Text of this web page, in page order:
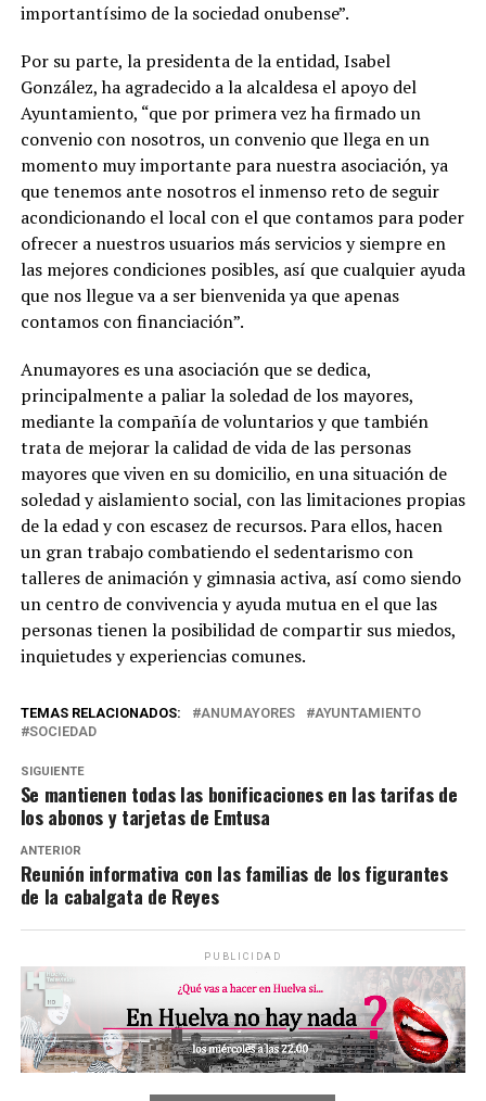
importantísimo de la sociedad onubense”.
Por su parte, la presidenta de la entidad, Isabel
González, ha agradecido a la alcaldesa el apoyo del
Ayuntamiento, “que por primera vez ha firmado un
convenio con nosotros, un convenio que llega en un
momento muy importante para nuestra asociación, ya
que tenemos ante nosotros el inmenso reto de seguir
acondicionando el local con el que contamos para poder
ofrecer a nuestros usuarios más servicios y siempre en
las mejores condiciones posibles, así que cualquier ayuda
que nos llegue va a ser bienvenida ya que apenas
contamos con financiación”.
Anumayores es una asociación que se dedica,
principalmente a paliar la soledad de los mayores,
mediante la compañía de voluntarios y que también
trata de mejorar la calidad de vida de las personas
mayores que viven en su domicilio, en una situación de
soledad y aislamiento social, con las limitaciones propias
de la edad y con escasez de recursos. Para ellos, hacen
un gran trabajo combatiendo el sedentarismo con
talleres de animación y gimnasia activa, así como siendo
un centro de convivencia y ayuda mutua en el que las
personas tienen la posibilidad de compartir sus miedos,
inquietudes y experiencias comunes.
TEMAS RELACIONADOS: ANUMAYORES
AYUNTAMIENTO
SOCIEDAD
SIGUIENTE
Se mantienen todas las bonificaciones en las tarifas de
los abonos y tarjetas de Emtusa
ANTERIOR
Reunión informativa con las familias de los figurantes
de la cabalgata de Reyes
PUBLICIDAD